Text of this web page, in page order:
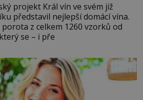
projekt Král vín ve svém již
představil nejlepší domácí vína.
z celkem 1260 vzorků od
vín, který se – i pře